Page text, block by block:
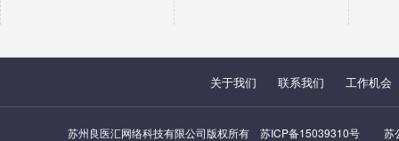
关于我们 联系我们 工作机会
苏州良医汇网络科技有限公司版权所有 苏ICP备15039310号 苏